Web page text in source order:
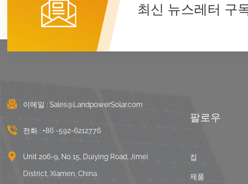
최신 뉴스레터 구
이메일 : Sales@LandpowerSolar.com
전화 : +86 -592-6212776
Unit 206-9, No 15, Duiying Road, Jimei
District, Xiamen, China
팔로우
집
제품